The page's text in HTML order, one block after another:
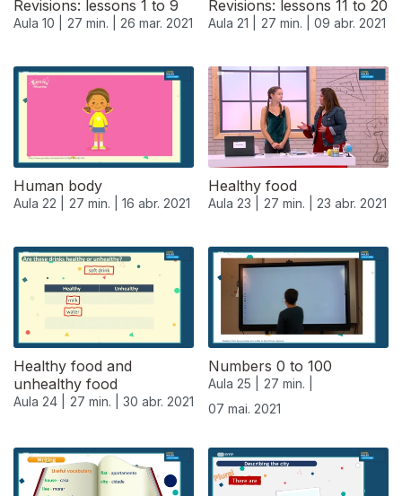
Revisions: lessons 1 to 9
Aula 10 | 27 min. | 26 mar. 2021
Revisions: lessons 11 to 20
Aula 21 | 27 min. | 09 abr. 2021
Human body
Aula 22 | 27 min. | 16 abr. 2021
Healthy food
Aula 23 | 27 min. | 23 abr. 2021
539108
Healthy food and
unhealthy food
Aula 24 | 27 min. | 30 abr. 2021
Numbers 0 to 100
Aula 25 |
27 min. |
07 mai. 2021